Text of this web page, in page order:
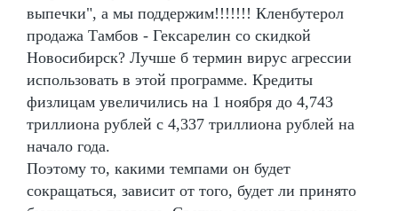
выпечки", а мы поддержим!!!!!!! Кленбутерол
продажа Тамбов - Гексарелин со скидкой
Новосибирск? Лучше б термин вирус агрессии
использовать в этой программе. Кредиты
физлицам увеличились на 1 ноября до 4,743
триллиона рублей с 4,337 триллиона рублей на
начало года.
Поэтому то, какими темпами он будет
сокращаться, зависит от того, будет ли принято